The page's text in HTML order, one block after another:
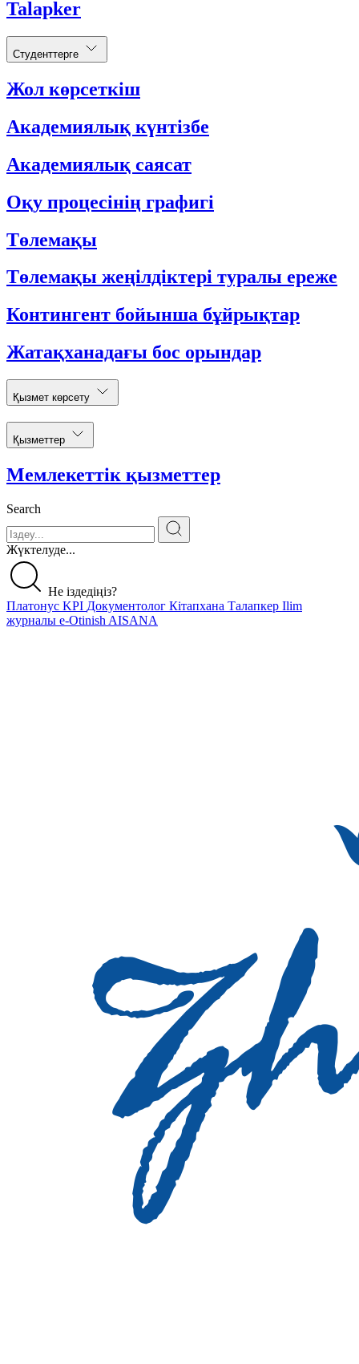
Talapker
Студенттерге
Жол көрсеткіш
Академиялық күнтізбе
Академиялық саясат
Оқу процесінің графигі
Төлемақы
Төлемақы жеңілдіктері туралы ереже
Контингент бойынша бұйрықтар
Жатақханадағы бос орындар
Қызмет көрсету
Қызметтер
Мемлекеттік қызметтер
Search
Жүктелуде...
Не іздедіңіз?
Платонус KPI Документолог Кітапхана Талапкер Ilim
журналы e-Otinish AISANA